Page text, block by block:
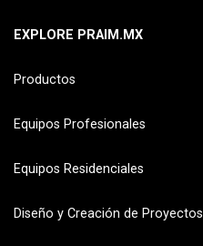
EXPLORE PRAIM.MX
Productos
Equipos Profesionales
Equipos Residenciales
Diseño y Creación de Proyectos